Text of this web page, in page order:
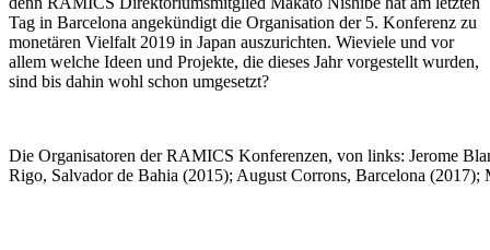
Tag in Barcelona angekündigt die Organisation der 5. Konferenz zu
monetären Vielfalt 2019 in Japan auszurichten. Wieviele und vor
allem welche Ideen und Projekte, die dieses Jahr vorgestellt wurden,
sind bis dahin wohl schon umgesetzt?
Die Organisatoren der RAMICS Konferenzen, von links: Jerome
Rigo, Salvador de Bahia (2015); August Corrons, Barcelona